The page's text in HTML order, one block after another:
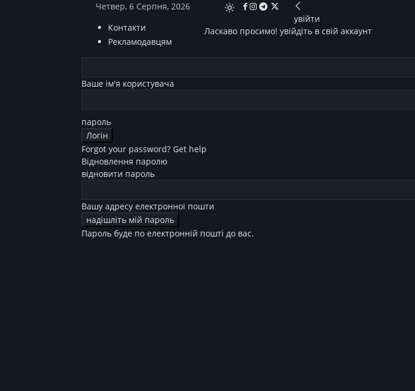
Четвер, 6 Серпня, 2026
Контакти
Рекламодавцям
увійти
Ласкаво просимо! увійдіть в свій аккаунт
Ваше ім'я користувача
пароль
Forgot your password? Get help
Відновлення паролю
відновити пароль
Вашу адресу електронної пошти
Пароль буде по електронній пошті до вас.